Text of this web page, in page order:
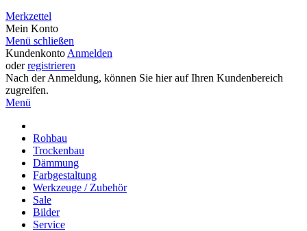
Merkzettel
Mein Konto
Menü schließen
Kundenkonto Anmelden
oderregistrieren
Nach der Anmeldung, können Sie hier auf Ihren Kundenbereich
zugreifen.
Menü
Rohbau
Trockenbau
Dämmung
Farbgestaltung
Werkzeuge / Zubehör
Sale
Bilder
Service